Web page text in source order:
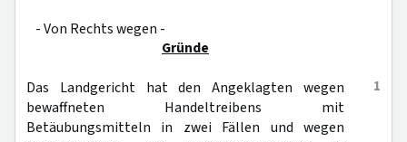
- Von Rechts wegen -
Gründe
1
Das Landgericht hat den Angeklagten wegen
bewaffneten Handeltreibens mit
Betäubungsmitteln in zwei Fällen und wegen